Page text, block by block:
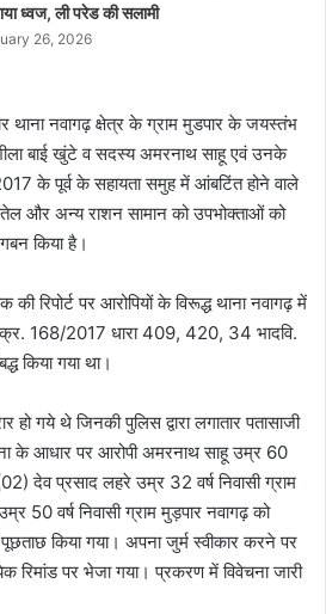
ध्वज, ली परेड की सलामी
26, 2026
थाना नवागढ़ क्षेत्र के ग्राम मुडपार के जयस्तंभ
बाई खुंटे व सदस्य अमरनाथ साहू एवं उनके
के पूर्व के सहायता समुह में आंबटिंत होने वाले
और अन्य राशन सामान को उपभोक्ताओं को
किया है।
की रिपोर्ट पर आरोपियों के विरूद्ध थाना नवागढ़ में
168/2017 धारा 409, 420, 34 भादवि.
किया गया था।
गये थे जिनकी पुलिस द्वारा लगातार पतासाजी
के आधार पर आरोपी अमरनाथ साहू उम्र 60
देव प्रसाद लहरे उम्र 32 वर्ष निवासी ग्राम
50 वर्ष निवासी ग्राम मुड़पार नवागढ़ को
किया गया। अपना जुर्म स्वीकार करने पर
रिमांड पर भेजा गया। प्रकरण में विवेचना जारी